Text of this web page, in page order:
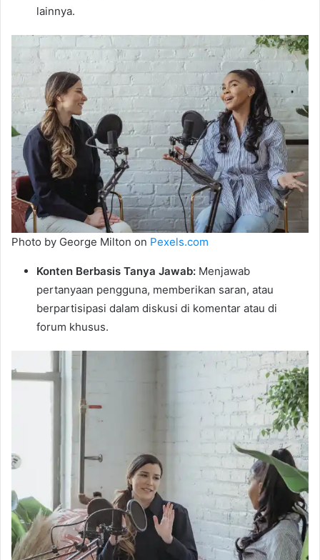
lainnya.
Photo by George Milton on Pexels.com
Konten Berbasis Tanya Jawab: Menjawab
pertanyaan pengguna, memberikan saran, atau
berpartisipasi dalam diskusi di komentar atau di
forum khusus.